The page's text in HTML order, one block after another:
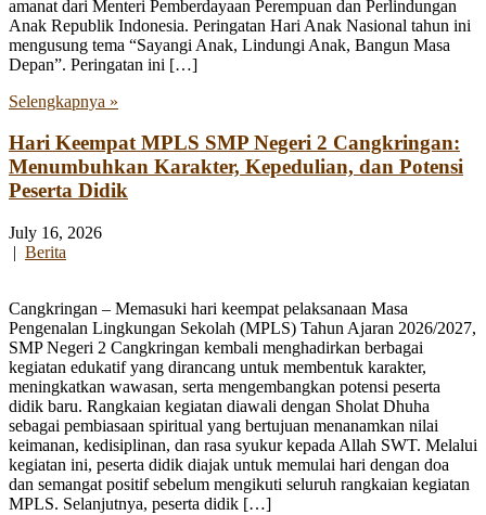
amanat dari Menteri Pemberdayaan Perempuan dan Perlindungan
Anak Republik Indonesia. Peringatan Hari Anak Nasional tahun ini
mengusung tema “Sayangi Anak, Lindungi Anak, Bangun Masa
Depan”. Peringatan ini […]
Selengkapnya »
Hari Keempat MPLS SMP Negeri 2 Cangkringan:
Menumbuhkan Karakter, Kepedulian, dan Potensi
Peserta Didik
July 16, 2026
| Berita
Cangkringan – Memasuki hari keempat pelaksanaan Masa
Pengenalan Lingkungan Sekolah (MPLS) Tahun Ajaran 2026/2027,
SMP Negeri 2 Cangkringan kembali menghadirkan berbagai
kegiatan edukatif yang dirancang untuk membentuk karakter,
meningkatkan wawasan, serta mengembangkan potensi peserta
didik baru. Rangkaian kegiatan diawali dengan Sholat Dhuha
sebagai pembiasaan spiritual yang bertujuan menanamkan nilai
keimanan, kedisiplinan, dan rasa syukur kepada Allah SWT. Melalui
kegiatan ini, peserta didik diajak untuk memulai hari dengan doa
dan semangat positif sebelum mengikuti seluruh rangkaian kegiatan
MPLS. Selanjutnya, peserta didik […]